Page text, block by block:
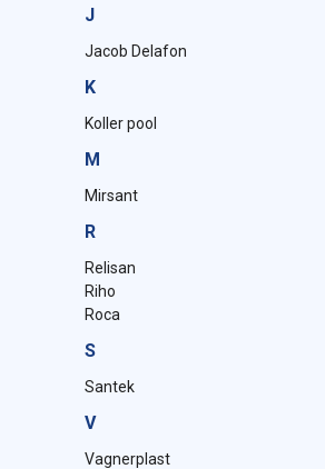
J
Jacob Delafon
K
Koller pool
M
Mirsant
R
Relisan
Riho
Roca
S
Santek
V
Vagnerplast